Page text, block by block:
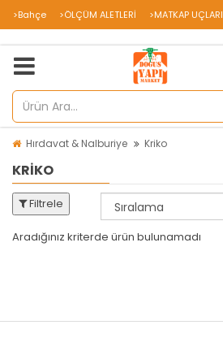
>Bahçe >ÖLÇÜM ALETLERİ >MATKAP UÇLARI
Hırdavat & Nalburiye Kriko
KRIKO
Filtrele
Aradığınız kriterde ürün bulunamadı